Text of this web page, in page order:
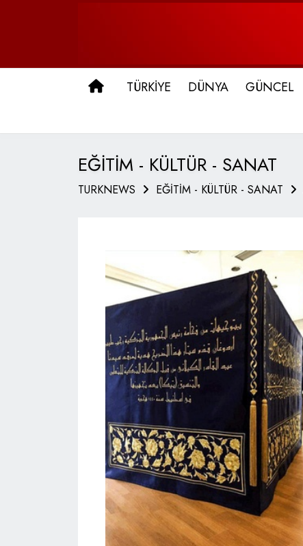
ANA SAYFA
TÜRKİYE DÜNYA GÜNCEL
EĞİTİM - KÜLTÜR - SANAT
TURKNEWS EĞİTİM - KÜLTÜR - SANAT